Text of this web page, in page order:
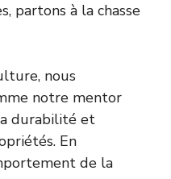
partons à la chasse
nous
notre mentor
durabilité et
En
de la